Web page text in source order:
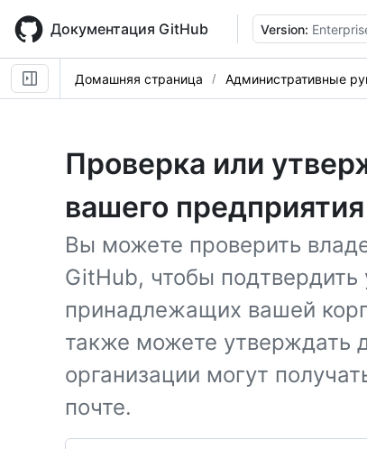
main
content
Документация GitHub Version:
Домашняя страница Административные
Проверка или
вашего предприятия
Вы можете проверить
GitHub, чтобы подтвердить
принадлежащих вашей
также можете утверждать
организации могут
почте.